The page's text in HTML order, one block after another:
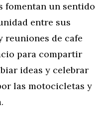
fomentan un sentido
entre sus
reuniones de cafe
para compartir
ideas y celebrar
las motocicletas y